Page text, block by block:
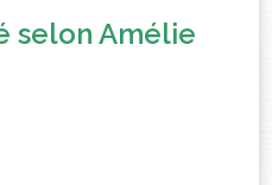
selon Amélie